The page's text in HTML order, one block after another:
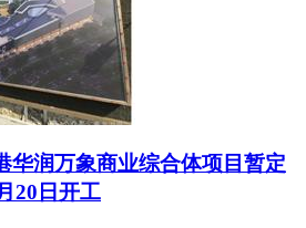
华润万象商业综合体项目暂定
20日开工